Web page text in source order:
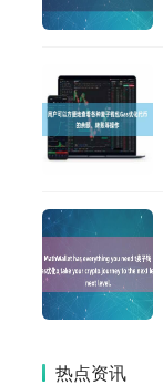
热点资讯